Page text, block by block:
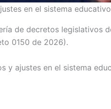
en el sistema
de decretos legislativos
0150 de 2026).
y ajustes en el sistema